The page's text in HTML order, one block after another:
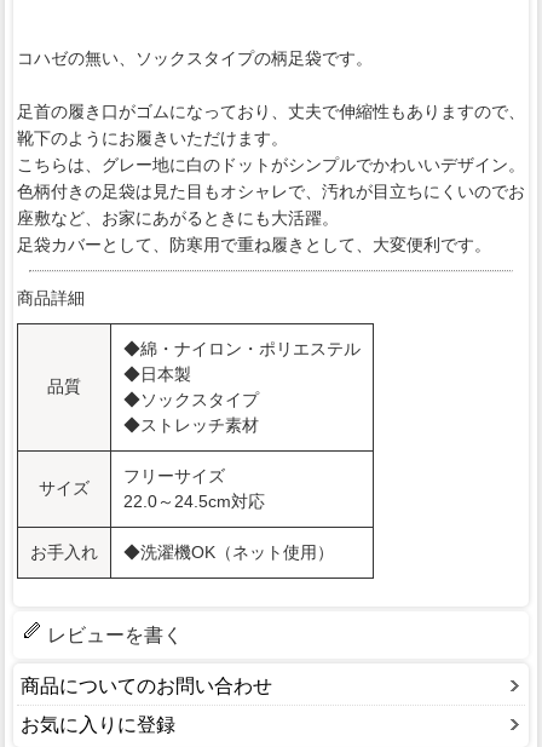
コハゼの無い、ソックスタイプの柄足袋です。
足首の履き口がゴムになっており、丈夫で伸縮性もありますので、
靴下のようにお履きいただけます。
こちらは、グレー地に白のドットがシンプルでかわいいデザイン。
色柄付きの足袋は見た目もオシャレで、汚れが目立ちにくいのでお
座敷など、お家にあがるときにも大活躍。
足袋カバーとして、防寒用で重ね履きとして、大変便利です。
商品詳細
品質
◆綿・ナイロン・ポリエステル
◆日本製
◆ソックスタイプ
◆ストレッチ素材
サイズ
フリーサイズ
22.0～24.5cm対応
お手入れ ◆洗濯機OK（ネット使用）
レビューを書く
商品についてのお問い合わせ
お気に入りに登録